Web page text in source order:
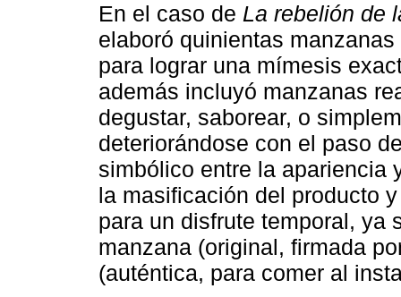
En el caso de La rebelión de
elaboró quinientas
para lograr una mímesis
además incluyó manzanas
degustar, saborear, o
deteriorándose con el paso
simbólico entre la apariencia
la masificación del producto
para un disfrute temporal, ya
manzana (original, firmada
(auténtica, para comer al